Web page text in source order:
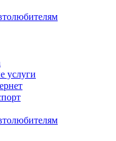
услуги